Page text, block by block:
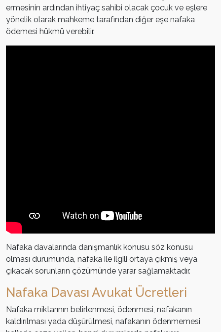
ermesinin ardından ihtiyaç sahibi olacak çocuk ve eşlere
yönelik olarak mahkeme tarafından diğer eşe nafaka
ödemesi hükmü verebilir.
Nafaka davalarında danışmanlık konusu söz konusu
olması durumunda, nafaka ile ilgili ortaya çıkmış veya
çıkacak sorunların çözümünde yarar sağlamaktadır.
Nafaka Davası Avukat Ücretleri
Nafaka miktarının belirlenmesi, ödenmesi, nafakanın
kaldırılması yada düşürülmesi, nafakanın ödenmemesi